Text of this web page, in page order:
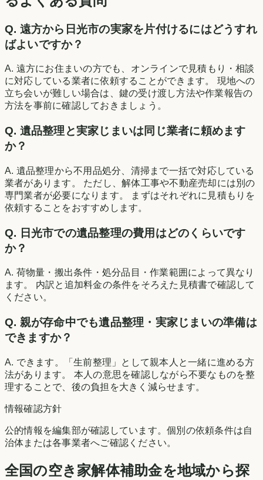
Q. 遠方から 日光市の実家を片付けるにはどうすれ
ばよいですか？
A. 遠方にお住まいの方でも、オンラインで見積もり・相談
に対応している業者に依頼することができます。 現地への
立ち会いが難しい場合は、鍵の受け渡し方法や作業報告の
方法を事前に確認しておきましょう。
Q. 遺品整理と実家じまいは同じ業者に頼めます
か？
A. 遺品整理から不用品処分、清掃まで一括で対応している
業者があります。 ただし、解体工事や不動産売却には別の
専門業者が必要になります。 まずはそれぞれに見積もりを
依頼することをおすすめします。
Q. 日光市での遺品整理の費用はどのくらいです
か？
A. 荷物量・搬出条件・処分品目・作業範囲によって異なり
ます。 内訳と追加料金の条件をそろえた見積書で確認して
ください。
Q. 親が存命中でも遺品整理・実家じまいの準備は
できますか？
A. できます。「生前整理」として親本人と一緒に進める方
法があります。 本人の意思を確認しながら不要なものを整
理することで、後の負担を大きく減らせます。
情報確認方針
公的情報を編集部が確認しています。個別の依頼条件は自
治体または各事業者へご確認ください。
全国の空き家解体補助金を地域から探